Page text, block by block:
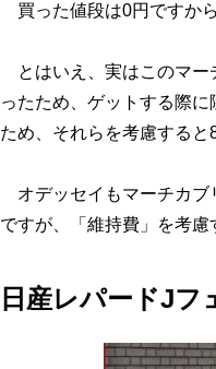
買った値段は0円ですか
とはいえ、実はこのマー
ったため、ゲットする際
ため、それらを考慮すると
オデッセイもマーチカブ
ですが、「維持費」を考慮
日産レパードJフ